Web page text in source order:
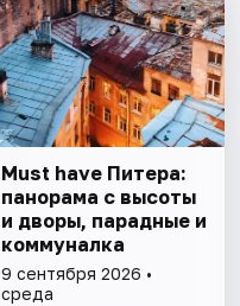
Must have Питера:
панорама с высоты
и дворы, парадные и
коммуналка
9 сентября 2026 •
среда